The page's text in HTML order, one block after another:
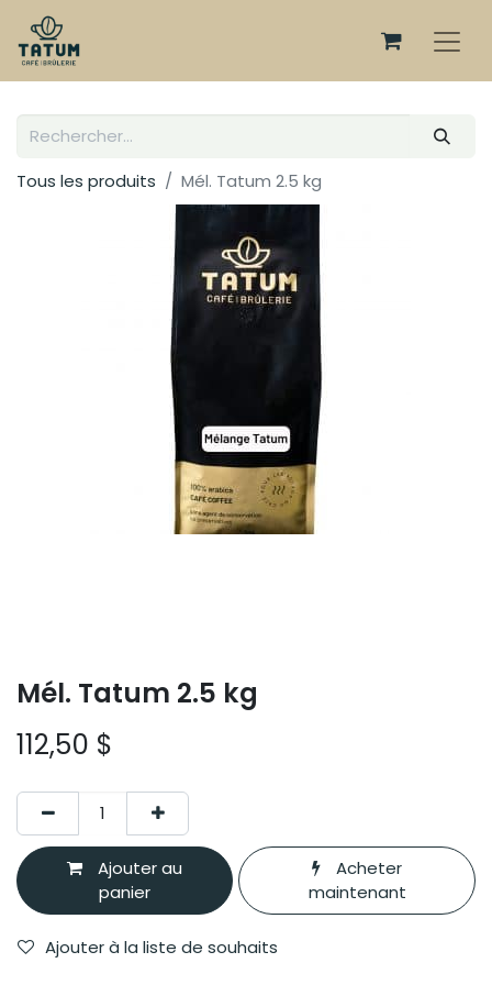
Tous les produits Mél. Tatum 2.5 kg
Mél. Tatum 2.5 kg
112,50 $
Ajouter au
panier
Acheter
maintenant
Ajouter à la liste de souhaits